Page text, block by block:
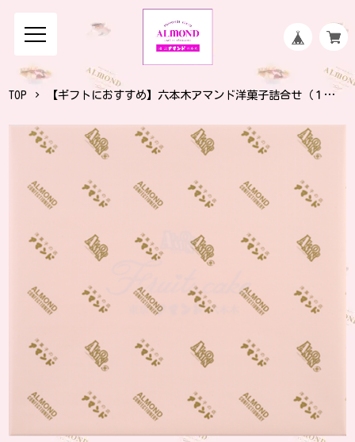
TOP 【ギフトにおすすめ】六本木アマンド洋菓子詰合せ（１８個入）